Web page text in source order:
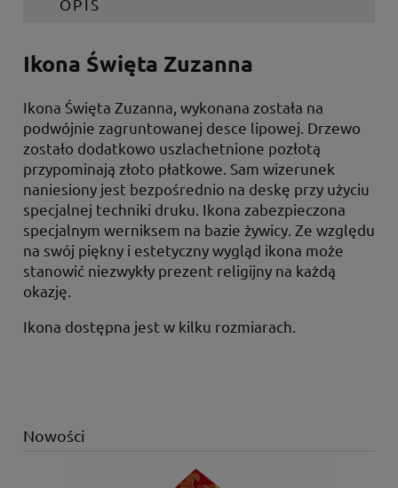
Ikona Święta Zuzanna
Ikona Święta Zuzanna, wykonana została na
podwójnie zagruntowanej desce lipowej. Drzewo
zostało dodatkowo uszlachetnione pozłotą
przypominają złoto płatkowe. Sam wizerunek
naniesiony jest bezpośrednio na deskę przy użyciu
specjalnej techniki druku. Ikona zabezpieczona
specjalnym werniksem na bazie żywicy. Ze względu
na swój piękny i estetyczny wygląd ikona może
stanowić niezwykły prezent religijny na każdą
okazję.
Ikona dostępna jest w kilku rozmiarach.
Nowości